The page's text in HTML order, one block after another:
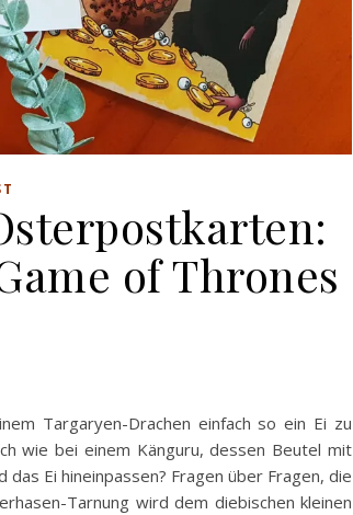
of Thrones
Targaryen-Drachen einfach so ein Ei zu
wie bei einem Känguru, dessen Beutel mit
Ei hineinpassen? Fragen über Fragen, die
Tarnung wird dem diebischen kleinen